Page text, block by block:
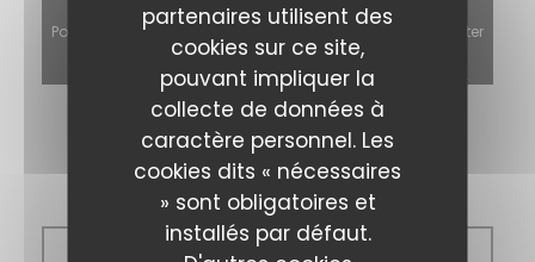
partenaires utilisent des
cookies sur ce site,
pouvant impliquer la
collecte de données à
caractère personnel. Les
cookies dits « nécessaires
» sont obligatoires et
installés par défaut.
Pour afficher la carte interactive Waze, vous devez accepter
les cookies Waze Map (Google). Ces cookies peuvent
collecter des données de navigation et de localisation.
Autoriser
Horaires